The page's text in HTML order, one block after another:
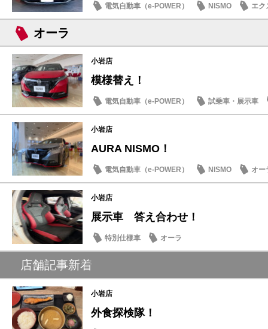
電気自動車（e-POWER） NISMO エク
オーラ
小岩店
模様替え！
電気自動車（e-POWER） 試乗車・展示車
小岩店
AURA NISMO！
電気自動車（e-POWER） NISMO オー
小岩店
展示車 答え合わせ！
特別仕様車 オーラ
店舗記事新着
小岩店
外食探検隊！